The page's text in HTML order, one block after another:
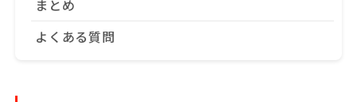
まとめ
よくある質問